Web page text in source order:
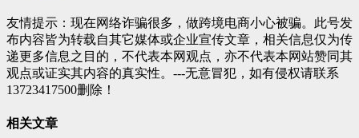
友情提示：现在网络诈骗很多，做跨境电商小心被骗。此号发
布内容皆为转载自其它媒体或企业宣传文章，相关信息仅为传
递更多信息之目的，不代表本网观点，亦不代表本网站赞同其
观点或证实其内容的真实性。---无意冒犯，如有侵权请联系
13723417500删除！
相关文章